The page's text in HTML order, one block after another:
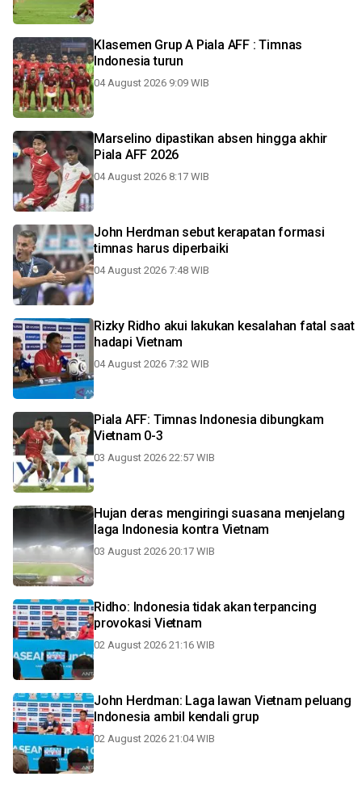
Klasemen Grup A Piala AFF : Timnas
Indonesia turun
04 August 2026 9:09 WIB
Marselino dipastikan absen hingga akhir
Piala AFF 2026
04 August 2026 8:17 WIB
John Herdman sebut kerapatan formasi
timnas harus diperbaiki
04 August 2026 7:48 WIB
Rizky Ridho akui lakukan kesalahan fatal saat
hadapi Vietnam
04 August 2026 7:32 WIB
Piala AFF: Timnas Indonesia dibungkam
Vietnam 0-3
03 August 2026 22:57 WIB
Hujan deras mengiringi suasana menjelang
laga Indonesia kontra Vietnam
03 August 2026 20:17 WIB
Ridho: Indonesia tidak akan terpancing
provokasi Vietnam
02 August 2026 21:16 WIB
John Herdman: Laga lawan Vietnam peluang
Indonesia ambil kendali grup
02 August 2026 21:04 WIB